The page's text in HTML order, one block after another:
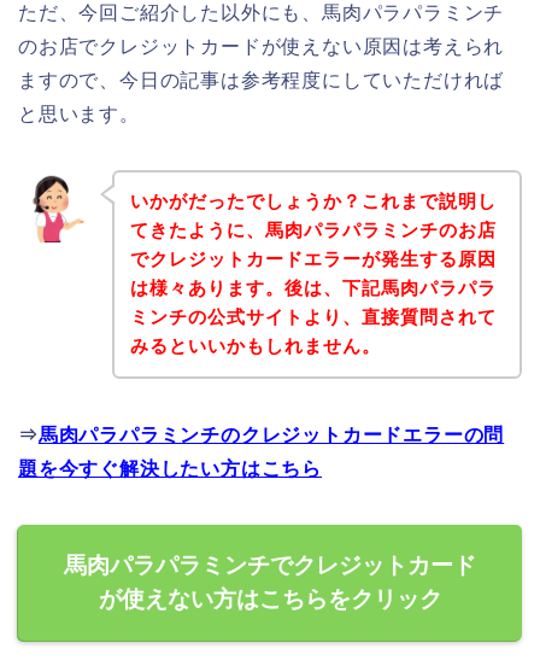
ただ、今回ご紹介した以外にも、馬肉パラパラミンチ
のお店でクレジットカードが使えない原因は考えられ
ますので、今日の記事は参考程度にしていただければ
と思います。
いかがだったでしょうか？これまで説明し
てきたように、馬肉パラパラミンチのお店
でクレジットカードエラーが発生する原因
は様々あります。後は、下記馬肉パラパラ
ミンチの公式サイトより、直接質問されて
みるといいかもしれません。
⇒馬肉パラパラミンチのクレジットカードエラーの問
題を今すぐ解決したい方はこちら
馬肉パラパラミンチでクレジットカード
が使えない方はこちらをクリック